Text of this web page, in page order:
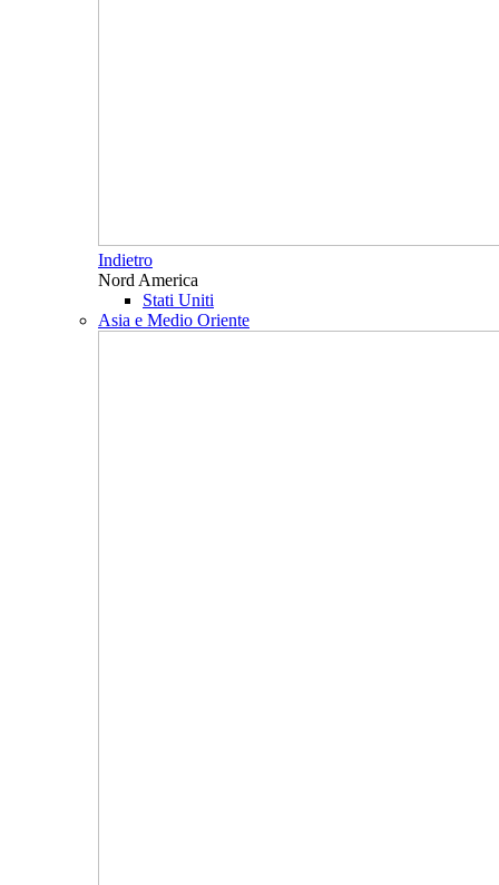
Indietro
Nord America
Stati Uniti
Asia e Medio Oriente